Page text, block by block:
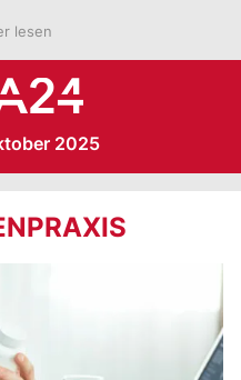
lesen
2025